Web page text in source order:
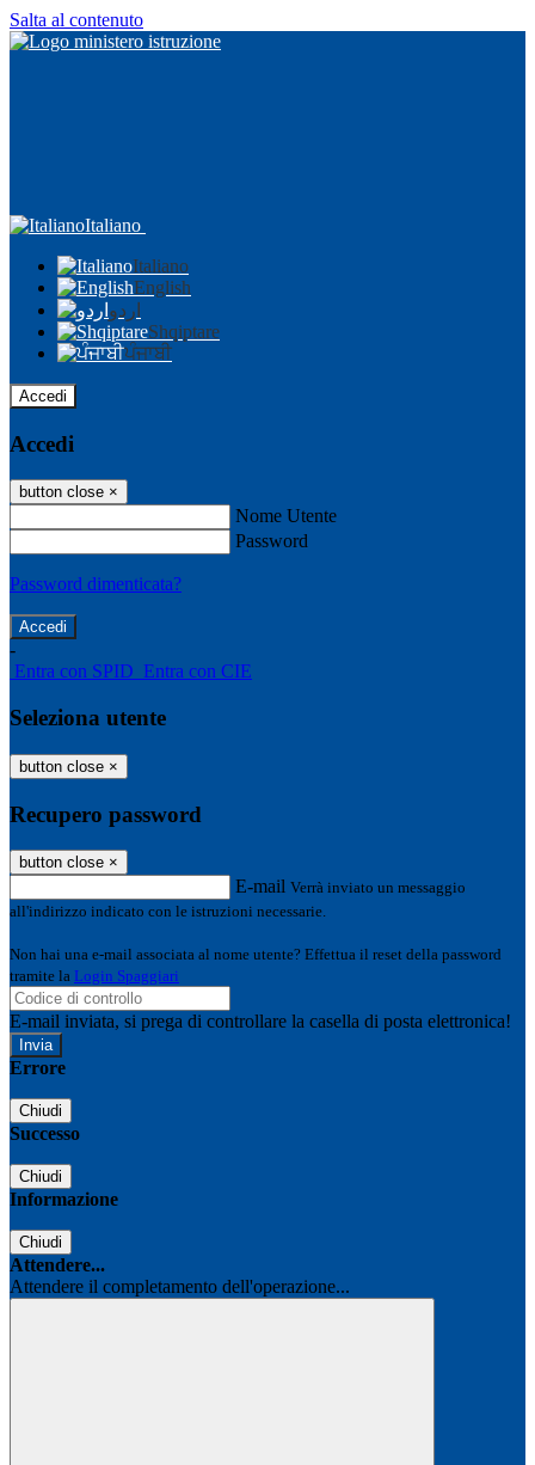
Salta al contenuto
Italiano
Italiano
English
اردو
Shqiptare
ਪੰਜਾਬੀ
Accedi
Accedi
button close ×
Nome Utente
Password
Password dimenticata?
-
Entra con SPID Entra con CIE
Seleziona utente
button close ×
Recupero password
button close ×
E-mail Verrà inviato un messaggio
all'indirizzo indicato con le istruzioni necessarie.
Non hai una e-mail associata al nome utente? Effettua il reset della password
tramite la Login Spaggiari
E-mail inviata, si prega di controllare la casella di posta elettronica!
Errore
Chiudi
Successo
Chiudi
Informazione
Chiudi
Attendere...
Attendere il completamento dell'operazione...